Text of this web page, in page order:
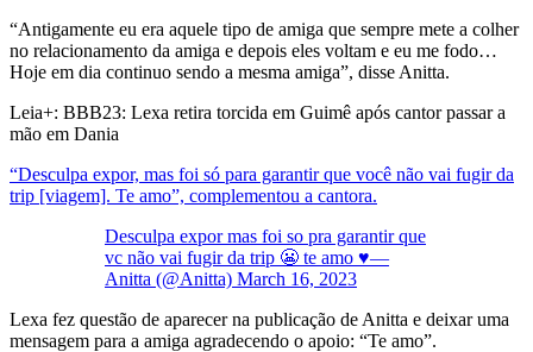
“Antigamente eu era aquele tipo de amiga que sempre mete a colher
no relacionamento da amiga e depois eles voltam e eu me fodo…
Hoje em dia continuo sendo a mesma amiga”, disse Anitta.
Leia+: BBB23: Lexa retira torcida em Guimê após cantor passar a
mão em Dania
“Desculpa expor, mas foi só para garantir que você não vai fugir da
trip [viagem]. Te amo”, complementou a cantora.
Desculpa expor mas foi so pra garantir que
vc não vai fugir da trip 😬 te amo ♥️—
Anitta (@Anitta) March 16, 2023
Lexa fez questão de aparecer na publicação de Anitta e deixar uma
mensagem para a amiga agradecendo o apoio: “Te amo”.